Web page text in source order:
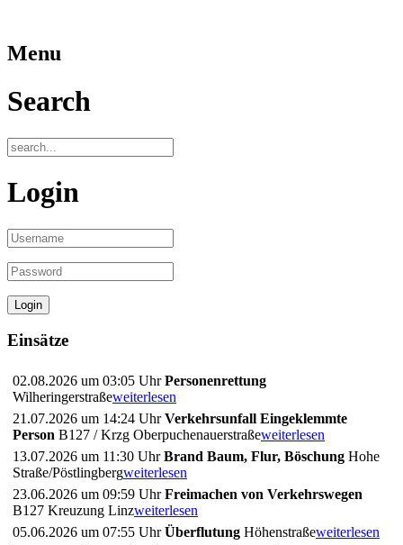
Menu
Search
Login
Einsätze
02.08.2026 um 03:05 UhrPersonenrettung
Wilheringerstraßeweiterlesen
21.07.2026 um 14:24 UhrVerkehrsunfall Eingeklemmte
Person B127 / Krzg Oberpuchenauerstraßeweiterlesen
13.07.2026 um 11:30 UhrBrand Baum, Flur, Böschung Hohe
Straße/Pöstlingbergweiterlesen
23.06.2026 um 09:59 UhrFreimachen von Verkehrswegen
B127 Kreuzung Linzweiterlesen
05.06.2026 um 07:55 UhrÜberflutung Höhenstraßeweiterlesen